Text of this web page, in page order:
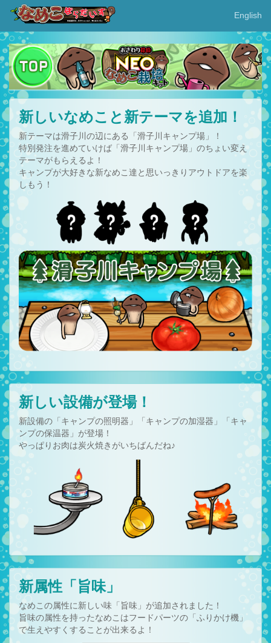
English
新しいなめこと新テーマを追加！
新テーマは滑子川の辺にある「滑子川キャンプ場」！
特別発注を進めていけば「滑子川キャンプ場」のちょい変え
テーマがもらえるよ！
キャンプが大好きな新なめこ達と思いっきりアウトドアを楽
しもう！
新しい設備が登場！
新設備の「キャンプの照明器」「キャンプの加湿器」「キャ
ンプの保温器」が登場！
やっぱりお肉は炭火焼きがいちばんだね♪
新属性「旨味」
なめこの属性に新しい味「旨味」が追加されました！
旨味の属性を持ったなめこはフードパーツの「ふりかけ機」
で生えやすくすることが出来るよ！